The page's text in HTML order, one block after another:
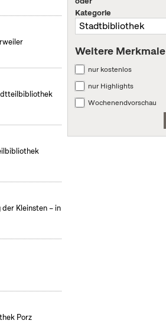
Kleinsten – in
Porz
Kategorie
Weitere Merkmale
nur kostenlos
nur Highlights
Wochenendvorschau